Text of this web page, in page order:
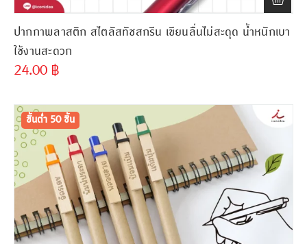
ปากกาพลาสติก สไตลัสทัชสกรีน เขียนลื่นไม่สะดุด น้ำหนักเบา
ใช้งานสะดวก
24.00 ฿
ขั้นต่ำ 50 ชิ้น